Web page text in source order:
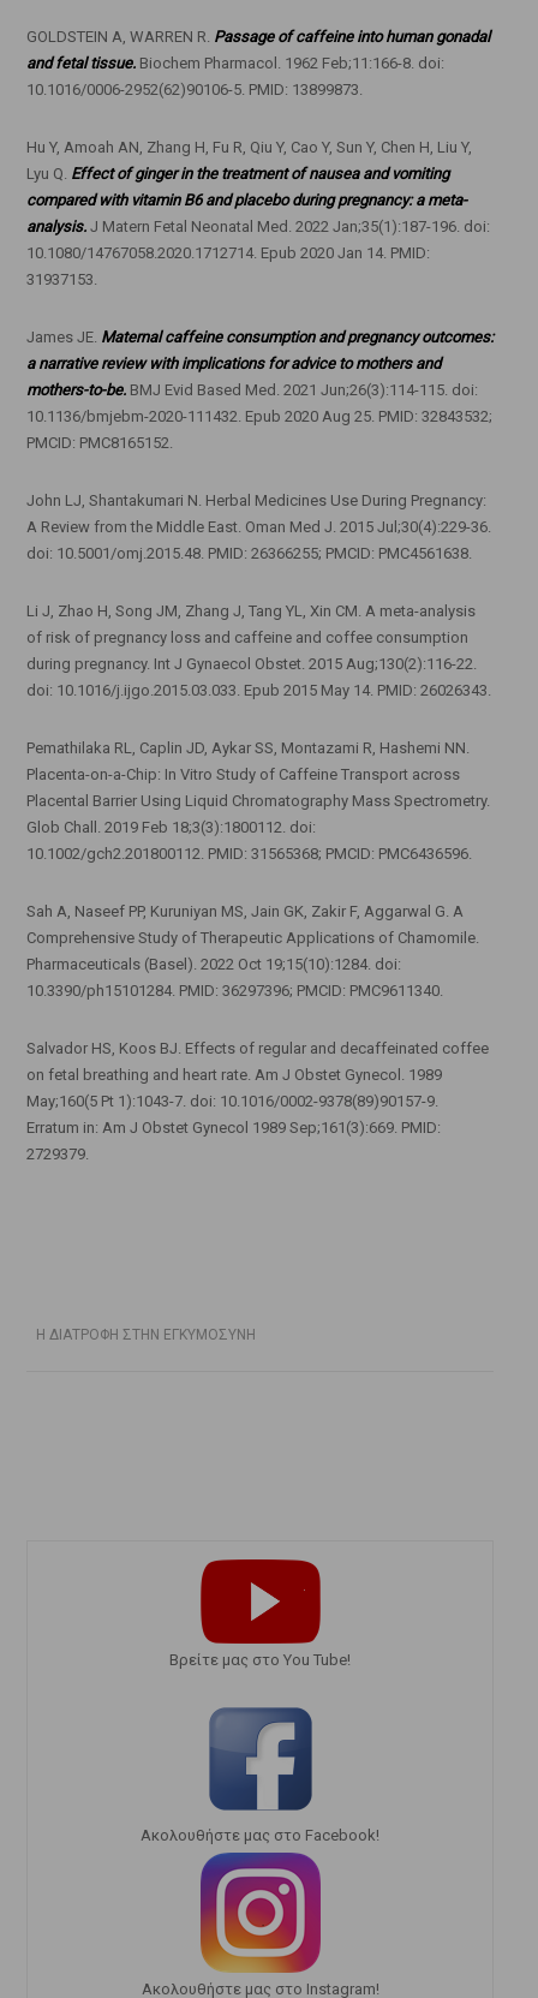
GOLDSTEIN A, WARREN R. Passage of caffeine into human gonadal
and fetal tissue.Biochem Pharmacol. 1962 Feb;11:166-8. doi:
10.1016/0006-2952(62)90106-5. PMID: 13899873.
Hu Y, Amoah AN, Zhang H, Fu R, Qiu Y, Cao Y, Sun Y, Chen H, Liu Y,
Lyu Q. Effect of ginger in the treatment of nausea and vomiting
compared with vitamin B6 and placebo during pregnancy: a meta-
analysis.J Matern Fetal Neonatal Med. 2022 Jan;35(1):187-196. doi:
10.1080/14767058.2020.1712714. Epub 2020 Jan 14. PMID:
31937153.
James JE. Maternal caffeine consumption and pregnancy outcomes:
a narrative review with implications for advice to mothers and
mothers-to-be.BMJ Evid Based Med. 2021 Jun;26(3):114-115. doi:
10.1136/bmjebm-2020-111432. Epub 2020 Aug 25. PMID: 32843532;
PMCID: PMC8165152.
John LJ, Shantakumari N. Herbal Medicines Use During Pregnancy:
A Review from the Middle East. Oman Med J. 2015 Jul;30(4):229-36.
doi: 10.5001/omj.2015.48. PMID: 26366255; PMCID: PMC4561638.
Li J, Zhao H, Song JM, Zhang J, Tang YL, Xin CM. A meta-analysis
of risk of pregnancy loss and caffeine and coffee consumption
during pregnancy. Int J Gynaecol Obstet. 2015 Aug;130(2):116-22.
doi: 10.1016/j.ijgo.2015.03.033. Epub 2015 May 14. PMID: 26026343.
Pemathilaka RL, Caplin JD, Aykar SS, Montazami R, Hashemi NN.
Placenta-on-a-Chip: In Vitro Study of Caffeine Transport across
Placental Barrier Using Liquid Chromatography Mass Spectrometry.
Glob Chall. 2019 Feb 18;3(3):1800112. doi:
10.1002/gch2.201800112. PMID: 31565368; PMCID: PMC6436596.
Sah A, Naseef PP, Kuruniyan MS, Jain GK, Zakir F, Aggarwal G. A
Comprehensive Study of Therapeutic Applications of Chamomile.
Pharmaceuticals (Basel). 2022 Oct 19;15(10):1284. doi:
10.3390/ph15101284. PMID: 36297396; PMCID: PMC9611340.
Salvador HS, Koos BJ. Effects of regular and decaffeinated coffee
on fetal breathing and heart rate. Am J Obstet Gynecol. 1989
May;160(5 Pt 1):1043-7. doi: 10.1016/0002-9378(89)90157-9.
Erratum in: Am J Obstet Gynecol 1989 Sep;161(3):669. PMID:
2729379.
Η ΔΙΑΤΡΟΦΗ ΣΤΗΝ ΕΓΚΥΜΟΣΥΝΗ
Bρείτε μας στο You Tube!
Ακολουθήστε μας στο Facebook!
Ακολουθήστε μας στο Instagram!